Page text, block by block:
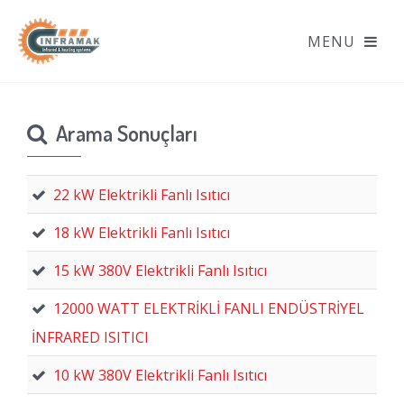
Arama Sonuçları
22 kW Elektrikli Fanlı Isıtıcı
18 kW Elektrikli Fanlı Isıtıcı
15 kW 380V Elektrikli Fanlı Isıtıcı
12000 WATT ELEKTRİKLİ FANLI ENDÜSTRİYEL
İNFRARED ISITICI
10 kW 380V Elektrikli Fanlı Isıtıcı